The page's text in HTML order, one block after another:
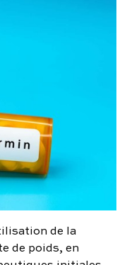
de la
de poids, en